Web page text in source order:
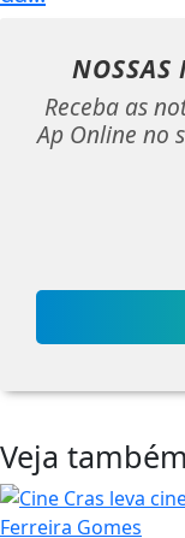
NOSSAS
Receba as
Ap Online no
Veja também